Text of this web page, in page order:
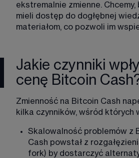
ekstremalnie zmienne. Chcemy,
mieli dostęp do dogłębnej
materiałom, co pozwoli im
Jakie czynniki
cenę Bitcoin
Zmienność na Bitcoin Cash
kilka czynników, wśród których
Skalowalność problemów z
Cash powstał z
fork) by dostarczyć